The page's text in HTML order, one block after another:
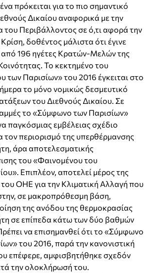
πρόκειται για το πιο σημαντικό
Δικαίου αναφορικά με την
του Περιβάλλοντος σε ό,τι αφορά την
δοθέντος μάλιστα ότι έγινε
196 ηγέτες Κρατών-Μελών της
Το κεκτημένο του
των Παρισίων» του 2016 έγκειται στο
το μόνο νομικώς δεσμευτικό
του Διεθνούς Δικαίου. Σε
το «Σύμφωνο των Παρισίων»
παγκόσμιας εμβέλειας σχέδιο
τον περιορισμό της υπερθέρμανσης
άρα αποτελεσματικής
του «Φαινομένου του
Επιπλέον, αποτελεί μέρος της
ΟΗΕ για την Κλιματική Αλλαγή που
σε μακροπρόθεσμη βάση,
της ανόδου της θερμοκρασίας
σε επίπεδα κάτω των δύο βαθμών
να επισημανθεί ότι το «Σύμφωνο
του 2016, παρά την κανονιστική
επέφερε, αμφισβητήθηκε σχεδόν
την ολοκλήρωσή του.